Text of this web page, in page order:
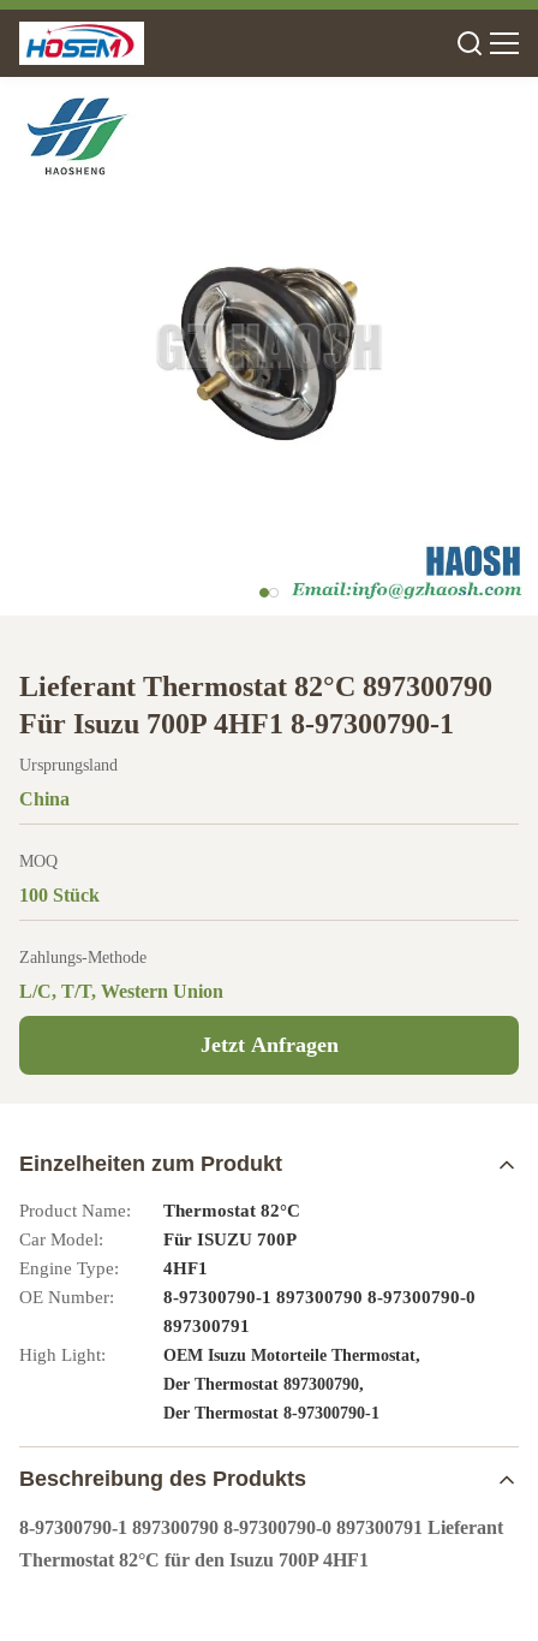
Lieferant Thermostat 82°C 897300790
Für Isuzu 700P 4HF1 8-97300790-1
Ursprungsland
China
MOQ
100 Stück
Zahlungs-Methode
L/C, T/T, Western Union
Jetzt Anfragen
Einzelheiten zum Produkt
Product Name:
Thermostat 82°C
Car Model:
Für ISUZU 700P
Engine Type:
4HF1
OE Number:
8-97300790-1 897300790 8-97300790-0
897300791
High Light:
OEM Isuzu Motorteile Thermostat,
Der Thermostat 897300790,
Der Thermostat 8-97300790-1
Beschreibung des Produkts
8-97300790-1 897300790 8-97300790-0 897300791 Lieferant
Thermostat 82°C für den Isuzu 700P 4HF1